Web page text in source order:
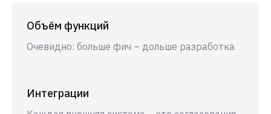
Объём функций
Очевидно: больше фич – дольше разработка
Интеграции